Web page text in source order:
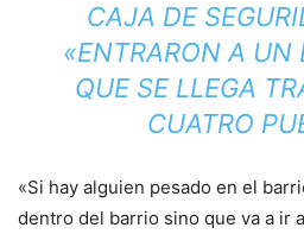
CAJA DE
«ENTRARON A UN
QUE SE LLEGA
CUATRO
«Si hay alguien pesado en el
dentro del barrio sino que va a ir